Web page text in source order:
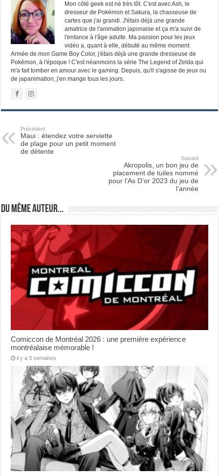
Mon côté geek est né très tôt. C'est avec Ash, le
dresseur de Pokémon et Sakura, la chasseuse de
cartes que j'ai grandi. J'étais déjà une grande
amatrice de l'animation japonaise et ça m'a suivi de
l'enfance à l'âge adulte. Ma passion pour les jeux
vidéo a, quant à elle, débuté au même moment.
Armée de mon Game Boy Color, j'étais déjà une grande dresseuse de
Pokémon, à l'époque ! C'est néanmoins la série The Legend of Zelda qui
m'a fait tomber en amour avec le gaming. Depuis, qu'il s'agisse de jeux ou
de japanimation, j'en mange tous les jours.
Précédent
Maui : étendez votre serviette
de plage pour un petit moment
de détente
Suivant
Akropolis, un bon jeu de
placement de tuiles nommé
pour l’As D’or 2023 du jeu de
l’année
Du même auteur...
Comiccon de Montréal 2026 : une première expérience
montréalaise mémorable !
il y a 3 semaines